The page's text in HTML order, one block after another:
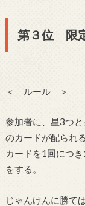
第３位 限
＜ ルール ＞
参加者に、星3つ
のカードが配られる
カードを1回につ
をする。
じゃんけんに勝て